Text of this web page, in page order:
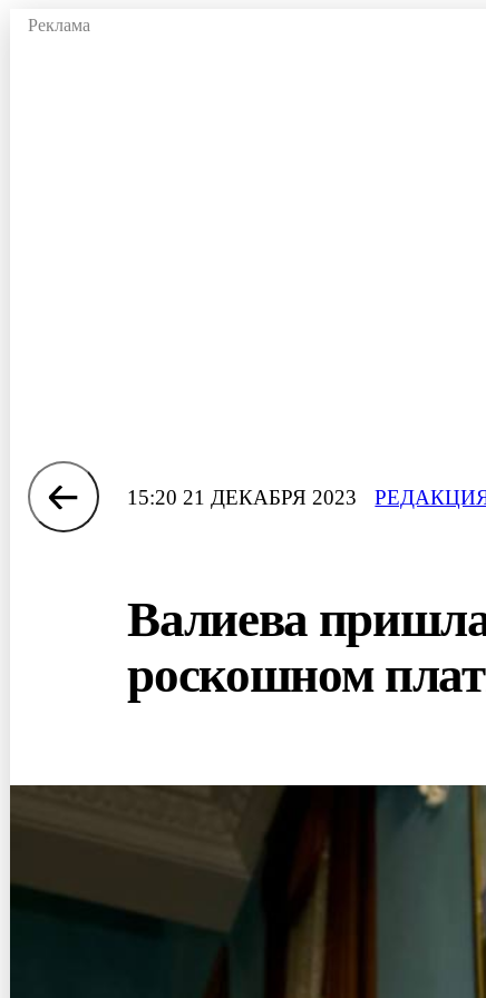
15:20 21 ДЕКАБРЯ 2023
Валиева
роскошном